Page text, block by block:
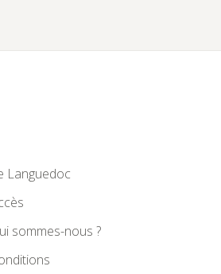
Languedoc
sommes-nous ?